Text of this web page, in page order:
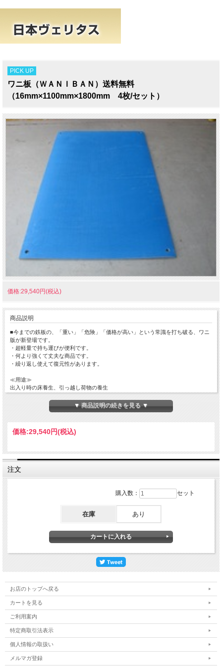
PICK UP
ワニ板（ＷＡＮＩＢＡＮ）送料無料
（16mm×1100mm×1800mm 4枚/セット）
価格:29,540円(税込)
商品説明
■今までの鉄板の、「重い」「危険」「価格が高い」という常識を打ち破る、ワニ
版が新登場です。
・超軽量で持ち運びが便利です。
・何より強くて丈夫な商品です。
・繰り返し使えて復元性があります。
≪用途≫
出入り時の床養生、引っ越し荷物の養生
建築現場の資材置き場、荷台
造園、農作業の足場
ゴルフ、イベント会場や歩道
▼ 商品説明の続きを見る ▼
価格:29,540円(税込)
注文
購入数： セット
在庫 あり
お店のトップへ戻る
カートを見る
ご利用案内
特定商取引法表示
個人情報の取扱い
メルマガ登録